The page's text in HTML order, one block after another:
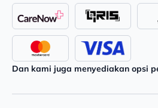
Dan kami juga menyediakan opsi